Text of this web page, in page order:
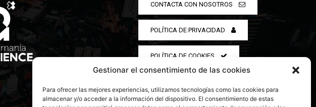
Gestionar el consentimiento de las cookies
Para ofrecer las mejores experiencias, utilizamos tecnologías como las cookies para
almacenar y/o acceder a la información del dispositivo. El consentimiento de estas
CONTACTA CON NOSOTROS
POLÍTICA DE PRIVACIDAD
POLÍTICA DE COOKIES